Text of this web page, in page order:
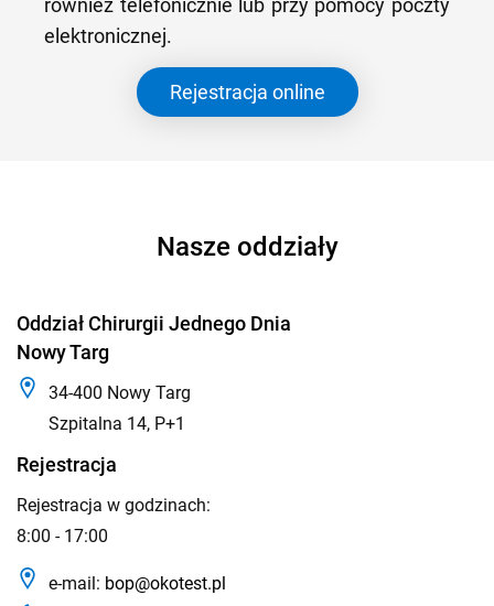
elektronicznej.
Rejestracja online
Nasze oddziały
Oddział Chirurgii Jednego Dnia
Nowy Targ
34-400 Nowy Targ
Szpitalna 14, P+1
Rejestracja
Rejestracja w godzinach:
8:00 - 17:00
e-mail: bop@okotest.pl